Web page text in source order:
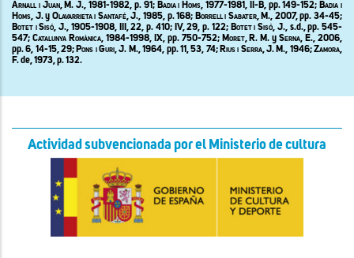
Arnall i Juan,M. J., 1981-1982, p. 91; Badia i Homs, 1977-1981, II-B, pp. 149-152; Badia i
Homs, J. y Olavarrieta i Santafé,J., 1985, p. 168; Borrell i Sabater, M., 2007, pp. 34-45;
Botet i Sisó, J., 1905-1908, III, 22, p. 410; IV, 29, p. 122; Botet i Sisó, J., s.d., pp. 545-
547; Catalunya Romànica, 1984-1998, IX, pp. 750-752; Moret, R. M. y Serna, E., 2006,
pp. 6, 14-15, 29; Pons i Guri, J. M., 1964, pp. 11, 53, 74; Rius i Serra, J. M., 1946;Zamora,
F. de, 1973, p. 132.
Actividad subvencionada por el Ministerio de cultura